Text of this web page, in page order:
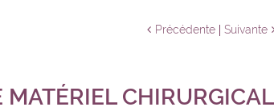
Suivante
Précédente
CHIRURGICAL